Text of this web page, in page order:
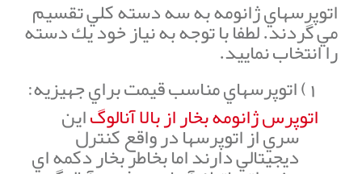
اتوپرسهاي ژانومه به سه دسته كلي تقسيم
مي گردند. لطفا با توجه به نياز خود يك دسته
را انتخاب نماييد.
1) اتوپرسهاي مناسب قيمت براي جهيزيه:
اتوپرس ژانومه بخار از بالا آنالوگاين
سري از اتوپرسها در واقع كنترل
ديجيتالي دارند اما بخاطر بخار دكمه اي